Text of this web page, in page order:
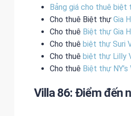
Bảng giá cho thuê biệt
Cho thuê Biệt thự Gia
Cho thuê Biệt thự Gia
Cho thuê biệt thự Suri
Cho thuê biệt thự Lilly
Cho thuê Biệt thự NY’s
Villa 86: Điểm đến